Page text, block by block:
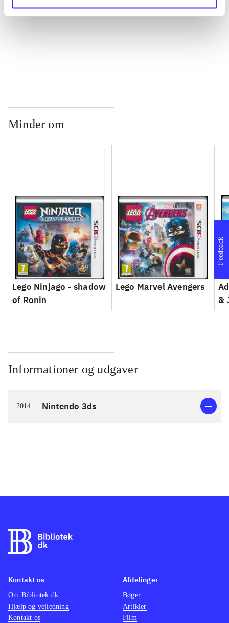
Minder om
Lego Ninjago - shadow
of Ronin
Lego Marvel Avengers
&
Informationer og udgaver
2014 Nintendo 3ds
Feedback
Kontakt os
Om Bibliotek.dk
Hjælp og vejledning
Kontakt os
Afdelinger
Bøger
Artikler
Film